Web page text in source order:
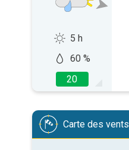
5 h
60 %
20
Carte des vents